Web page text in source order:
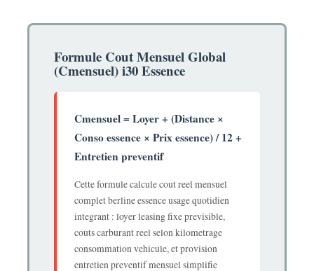
Formule Cout Mensuel Global
(Cmensuel) i30 Essence
Cmensuel = Loyer + (Distance ×
Conso essence × Prix essence) / 12 +
Entretien preventif
Cette formule calcule cout reel mensuel
complet berline essence usage quotidien
integrant : loyer leasing fixe previsible,
couts carburant reel selon kilometrage
consommation vehicule, et provision
entretien preventif mensuel simplifie